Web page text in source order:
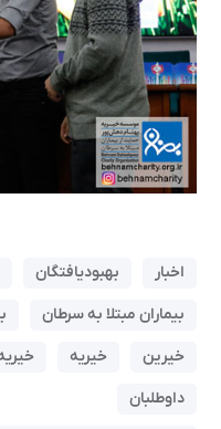
اخبار بهبودیافتگان
بیماران مبتلا به سرطان
خیرین
خیریه
داوطلبان